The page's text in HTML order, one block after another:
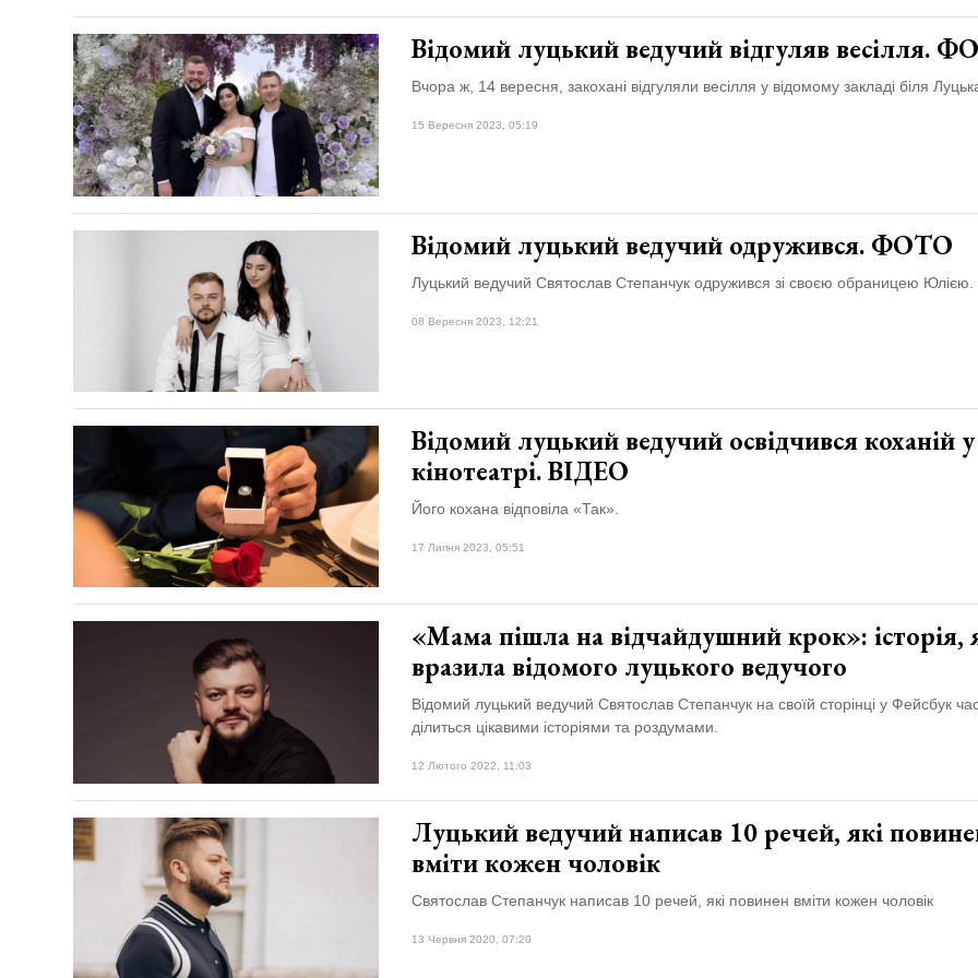
Відомий луцький ведучий відгуляв весілля.
Вчора ж, 14 вересня, закохані відгуляли весілля у відомому закладі біля
15 Вересня 2023, 05:19
Відомий луцький ведучий одружився. ФОТО
Луцький ведучий Святослав Степанчук одружився зі своєю обраницею Юлією.
08 Вересня 2023, 12:21
Відомий луцький ведучий освідчився коханій у
кінотеатрі. ВІДЕО
Його кохана відповіла «Так».
17 Липня 2023, 05:51
«Мама пішла на відчайдушний крок»: історія,
вразила відомого луцького ведучого
Відомий луцький ведучий Святослав Степанчук на своїй сторінці у Фейсбук
ділиться цікавими історіями та роздумами.
12 Лютого 2022, 11:03
Луцький ведучий написав 10 речей, які
вміти кожен чоловік
Святослав Степанчук написав 10 речей, які повинен вміти кожен чоловік
13 Червня 2020, 07:20